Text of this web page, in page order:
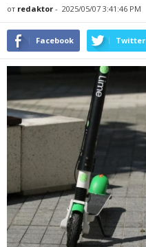
от redaktor - 2025/05/07 3:41:46 PM
Facebook Twitter